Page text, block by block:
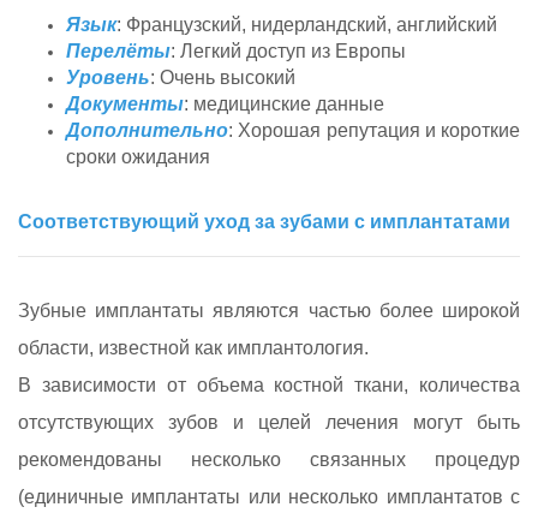
Язык: Французский, нидерландский, английский
Перелёты: Легкий доступ из Европы
Уровень: Очень высокий
Документы: медицинские данные
Дополнительно: Хорошая репутация и короткие
сроки ожидания
Соответствующий уход за зубами с имплантатами
Зубные имплантаты являются частью более широкой
области, известной как имплантология.
В зависимости от объема костной ткани, количества
отсутствующих зубов и целей лечения могут быть
рекомендованы несколько связанных процедур
(единичные имплантаты или несколько имплантатов с